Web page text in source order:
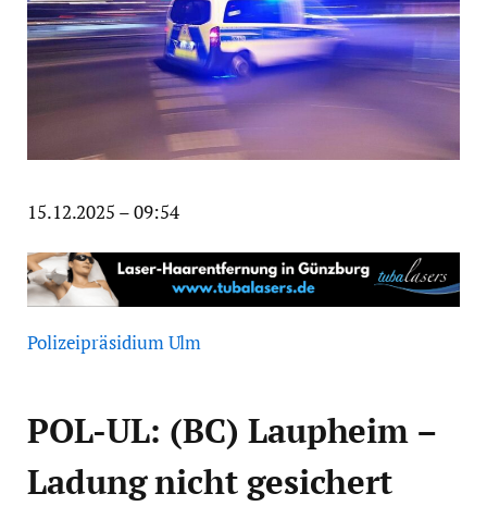
15.12.2025 – 09:54
Polizeipräsidium Ulm
POL-UL: (BC) Laupheim –
Ladung nicht gesichert